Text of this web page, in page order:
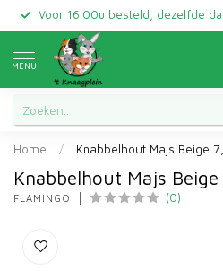
Voor 16.00u besteld, dezelfde
MENU
Home / Knabbelhout Majs Beige
Knabbelhout Majs
FLAMINGO (0)